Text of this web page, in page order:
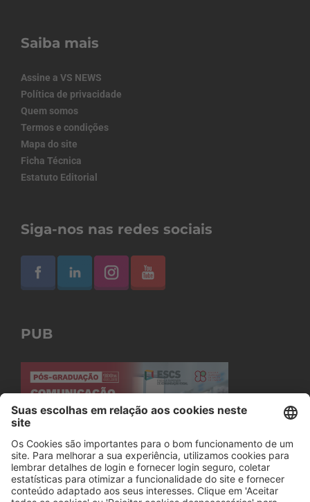
Saiba mais
Assine a VS NEWS
Política de privacidade
Quem somos
Termos e condições
Mapa do site
Ficha Técnica
Estatuto Editorial
Siga-nos nas redes sociais
PUB